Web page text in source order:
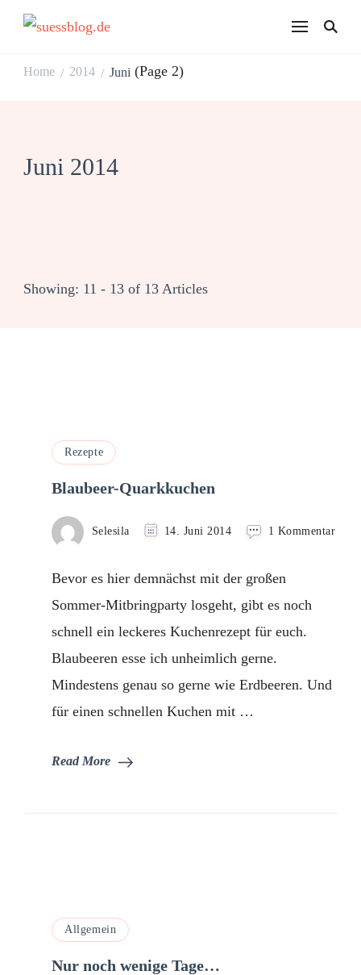
Home / 2014 / Juni (Page 2)
Juni 2014
Showing: 11 - 13 of 13 Articles
Rezepte
Blaubeer-Quarkkuchen
Selesila 14. Juni 2014 1 Kommentarzu
Bevor es hier demnächst mit der großen
Sommer-Mitbringparty losgeht, gibt es noch
schnell ein leckeres Kuchenrezept für euch.
Blaubeeren esse ich unheimlich gerne.
Mindestens genau so gerne wie Erdbeeren. Und
für einen schnellen Kuchen mit …
Read More
Allgemein
Nur noch wenige Tage…